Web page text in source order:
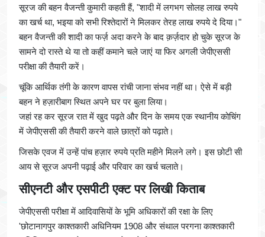
सूरज की बहन वैजन्ती कुमारी कहती हैं, "शादी में लगभग सोलह लाख रुपये
का खर्च था, भइया को सभी रिश्तेदारों ने मिलकर तेरह लाख रुपये दे दिया।"
बहन वैजन्ती की शादी का फर्ज़ अदा करने के बाद क़र्ज़दार हो चुके सूरज के
सामने दो रास्ते थे या तो कहीं कमाने चले जाएं या फिर अगली जेपीएससी
परीक्षा की तैयारी करें।
चूंकि आर्थिक तंगी के कारण वापस रांची जाना संभव नहीं था। ऐसे में बड़ी
बहन ने हज़ारीबाग स्थित अपने घर पर बुला लिया।
जहां रह कर सूरज रात में खुद पढ़ते और दिन के समय एक स्थानीय कोचिंग
में जेपीएससी की तैयारी करने वाले छात्रों को पढ़ाते।
जिसके एवज में उन्हें पांच हज़ार रुपये प्रति महीने मिलने लगे। इस छोटी सी
आय से सूरज अपनी पढ़ाई और परिवार का खर्च चलाते।
सीएनटी और एसपीटी एक्ट पर लिखी किताब
जेपीएससी परीक्षा में आदिवासियों के भूमि अधिकारों की रक्षा के लिए
'छोटानागपुर काश्तकारी अधिनियम 1908 और संथाल परगना काश्तकारी